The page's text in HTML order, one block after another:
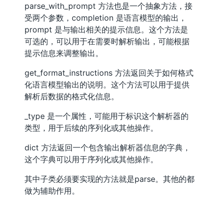
parse_with_prompt 方法也是一个抽象方法，接
受两个参数，completion 是语言模型的输出，
prompt 是与输出相关的提示信息。这个方法是
可选的，可以用于在需要时解析输出，可能根据
提示信息来调整输出。
get_format_instructions 方法返回关于如何格式
化语言模型输出的说明。这个方法可以用于提供
解析后数据的格式化信息。
_type 是一个属性，可能用于标识这个解析器的
类型，用于后续的序列化或其他操作。
dict 方法返回一个包含输出解析器信息的字典，
这个字典可以用于序列化或其他操作。
其中子类必须要实现的方法就是parse。其他的都
做为辅助作用。